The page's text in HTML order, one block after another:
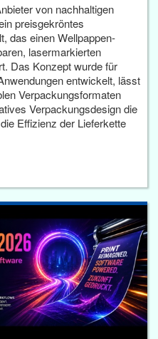
von nachhaltigen
preisgekröntes
das einen Wellpappen-
lasermarkierten
Das Konzept wurde für
entwickelt, lässt
Verpackungsformaten
Verpackungsdesign die
Effizienz der Lieferkette